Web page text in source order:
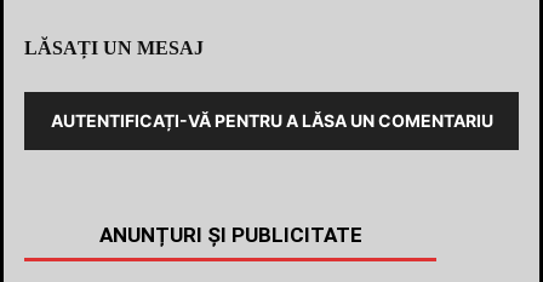
LĂSAȚI UN MESAJ
AUTENTIFICAȚI-VĂ PENTRU A LĂSA UN COMENTARIU
ANUNȚURI ȘI PUBLICITATE